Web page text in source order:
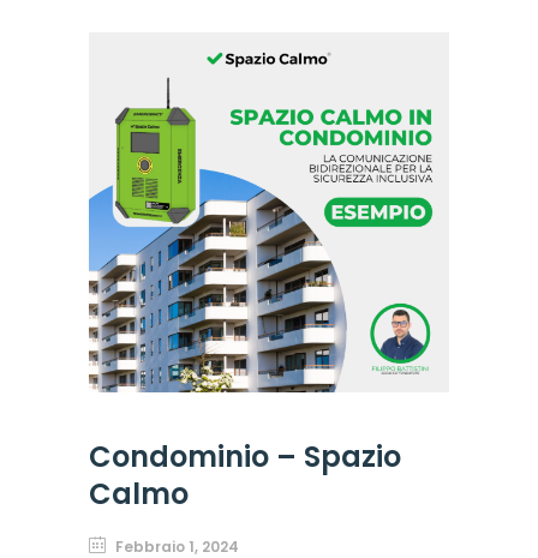
Condominio – Spazio
Calmo
Febbraio 1, 2024